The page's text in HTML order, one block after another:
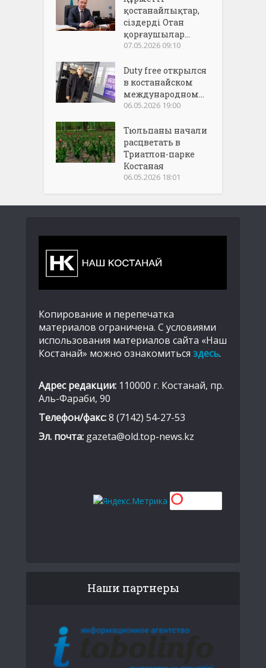
қостанайлықтар,
сіздерді Отан
қорғаушылар...
07.05.2026 09:10
Duty free открылся
в костанайском
международном...
06.05.2026 19:00
Тюльпаны начали
расцветать в
Триатлон-парке
Костаная
06.05.2026 18:01
Копирование и перепечатка
материалов ограничена. С условиями
использования материалов сайта «Наш
Костанай» можно ознакомиться здесь.
Адрес редакции: 110000 г. Костанай, пр.
Аль-Фараби, 90
Телефон/факс:8 (7142) 54-27-53
Эл. почта: gazeta@old.top-news.kz
Наши партнеры